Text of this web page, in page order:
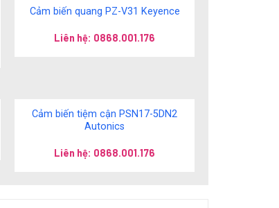
Cảm biến quang PZ-V31 Keyence
Liên hệ: 0868.001.176
Cảm biến tiệm cận PSN17-5DN2
Autonics
Liên hệ: 0868.001.176